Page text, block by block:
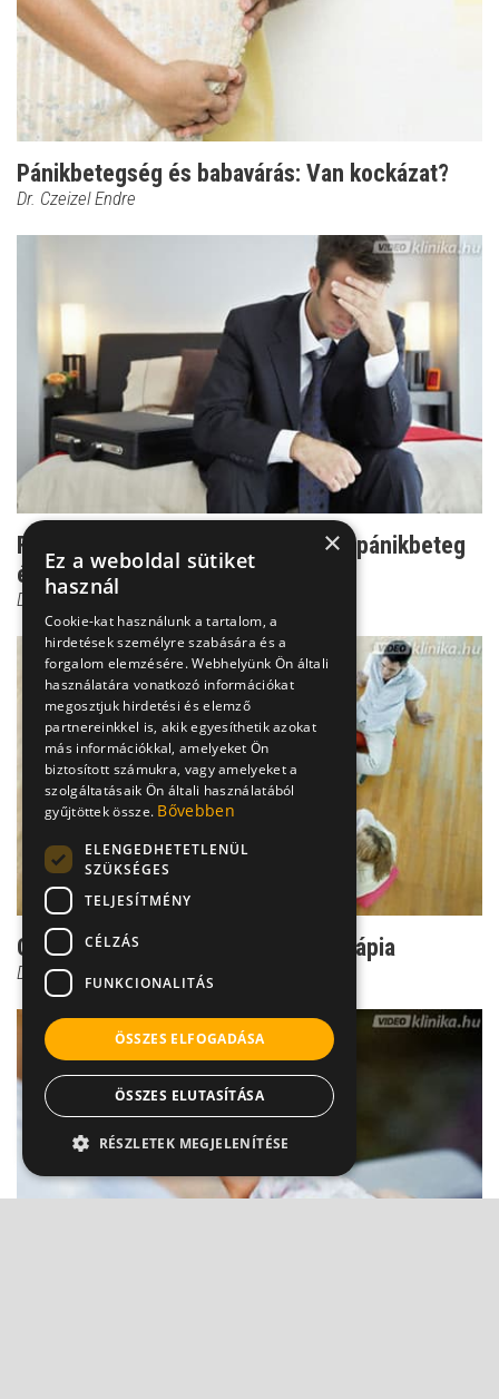
Pánikbetegség és babavárás: Van kockázat?
Dr. Czeizel Endre
Felzaklató tünetek - így romlik le a pánikbeteg
életminősége
Dr. Ormay István
Csoport titok: Ilyen a jó csoportterápia
Dr. Ormay István
×
Ez a weboldal sütiket
használ
Cookie-kat használunk a tartalom, a
hirdetések személyre szabására és a
forgalom elemzésére. Webhelyünk Ön általi
használatára vonatkozó információkat
megosztjuk hirdetési és elemző
partnereinkkel is, akik egyesíthetik azokat
más információkkal, amelyeket Ön
biztosított számukra, vagy amelyeket a
szolgáltatásaik Ön általi használatából
gyűjtöttek össze. Bővebben
ELENGEDHETETLENÜL
SZÜKSÉGES
TELJESÍTMÉNY
CÉLZÁS
FUNKCIONALITÁS
ÖSSZES ELFOGADÁSA
ÖSSZES ELUTASÍTÁSA
RÉSZLETEK MEGJELENÍTÉSE